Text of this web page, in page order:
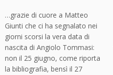
…grazie di cuore a Matteo
Giunti che ci ha segnalato nei
giorni scorsi la vera data di
nascita di Angiolo Tommasi:
non il 25 giugno, come riporta
la bibliografia, bensì il 27